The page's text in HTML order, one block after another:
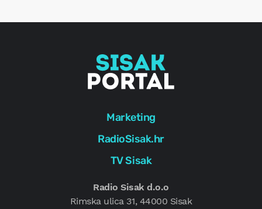
Marketing
RadioSisak.hr
TV Sisak
Radio Sisak d.o.o
Rimska ulica 31, 44000 Sisak